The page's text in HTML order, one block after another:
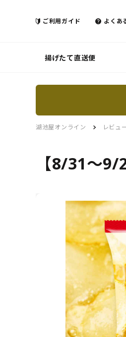
ご利用ガイド よくあ
揚げたて直送便
湖池屋オンライン レビュ
【8/31～